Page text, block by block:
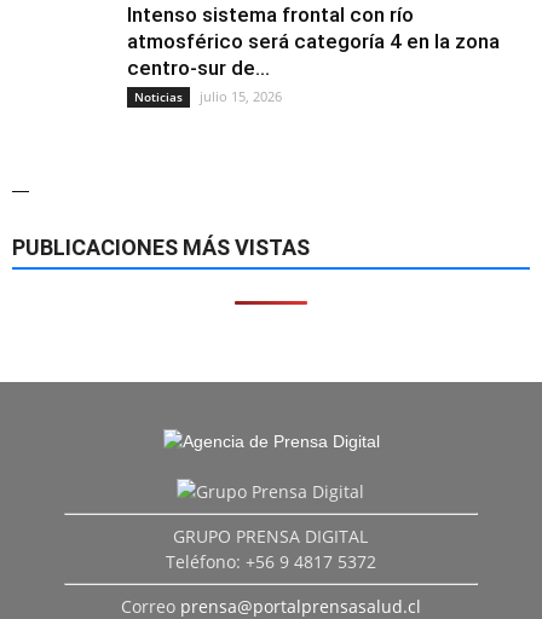
Intenso sistema frontal con río
atmosférico será categoría 4 en la zona
centro-sur de...
Noticias julio 15, 2026
—
PUBLICACIONES MÁS VISTAS
GRUPO PRENSA DIGITAL
Teléfono: +56 9 4817 5372
Correo prensa@portalprensasalud.cl